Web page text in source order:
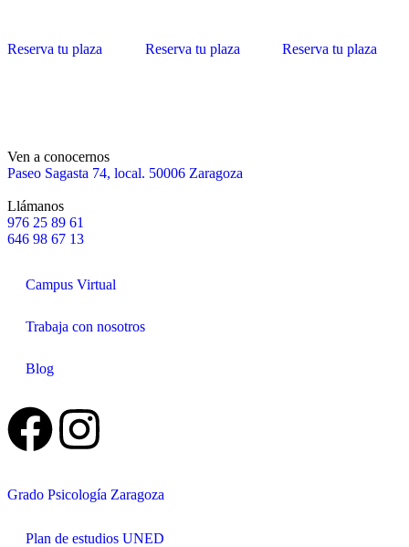
Reserva tu plaza Reserva tu plaza Reserva tu plaza
Ven a conocernos
Paseo Sagasta 74, local. 50006 Zaragoza
Llámanos
976 25 89 61
646 98 67 13
Campus Virtual
Trabaja con nosotros
Blog
Grado Psicología Zaragoza
Plan de estudios UNED